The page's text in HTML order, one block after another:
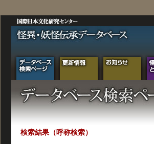
検索結果（呼称検索）